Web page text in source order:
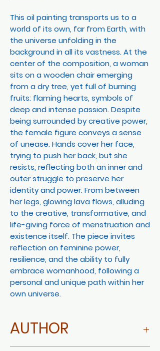
This oil painting transports us to a
world of its own, far from Earth, with
the universe unfolding in the
background in all its vastness. At the
center of the composition, a woman
sits on a wooden chair emerging
from a dry tree, yet full of burning
fruits: flaming hearts, symbols of
deep and intense passion. Despite
being surrounded by creative power,
the female figure conveys a sense
of unease. Hands cover her face,
trying to push her back, but she
resists, reflecting both an inner and
outer struggle to preserve her
identity and power. From between
her legs, glowing lava flows, alluding
to the creative, transformative, and
life-giving force of menstruation and
existence itself. The piece invites
reflection on feminine power,
resilience, and the ability to fully
embrace womanhood, following a
personal and unique path within her
own universe.
AUTHOR